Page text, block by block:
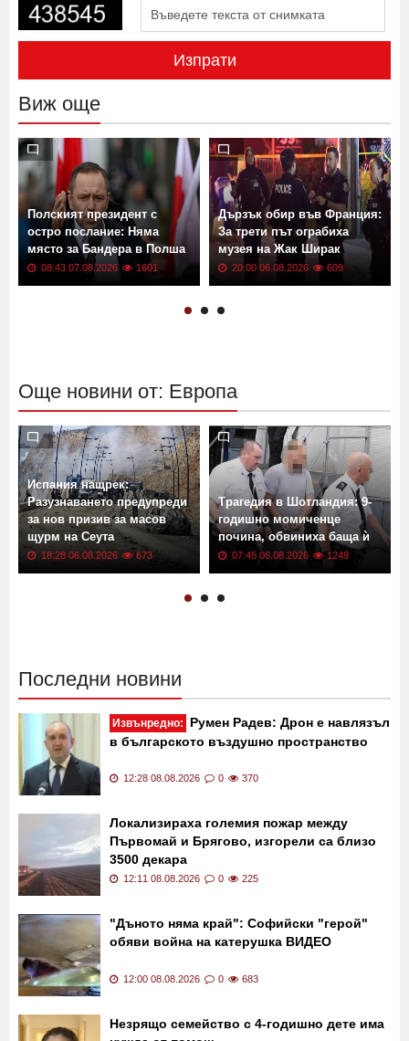
Изпрати
Виж още
Полският президент с
остро послание: Няма
място за Бандера в Полша
08:43 07.08.2026 1601
Дързък обир във Франция:
За трети път ограбиха
музея на Жак Ширак
20:00 06.08.2026 609
Още новини от: Европа
Испания нащрек:
Разузнаването предупреди
за нов призив за масов
щурм на Сеута
18:28 06.08.2026 673
Трагедия в Шотландия: 9-
годишно момиченце
почина, обвиниха баща ѝ
07:45 06.08.2026 1249
Последни новини
Извънредно:
Румен Радев: Дрон е навлязъл
в българското въздушно пространство
12:28 08.08.2026 0 370
Локализираха големия пожар между
Първомай и Брягово, изгорели са близо
3500 декара
12:11 08.08.2026 0 225
"Дъното няма край": Софийски "герой"
обяви война на катерушка ВИДЕО
12:00 08.08.2026 0 683
Незрящо семейство с 4-годишно дете има